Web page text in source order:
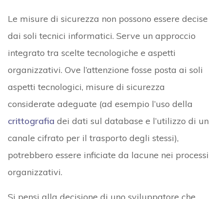
Le misure di sicurezza non possono essere decise
dai soli tecnici informatici. Serve un approccio
integrato tra scelte tecnologiche e aspetti
organizzativi. Ove l’attenzione fosse posta ai soli
aspetti tecnologici, misure di sicurezza
considerate adeguate (ad esempio l’uso della
crittografia dei dati sul database e l’utilizzo di un
canale cifrato per il trasporto degli stessi),
potrebbero essere inficiate da lacune nei processi
organizzativi.